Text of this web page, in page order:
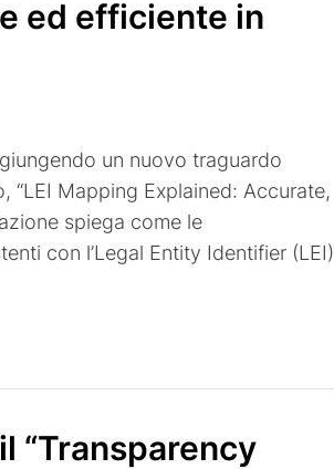
ed efficiente in
un nuovo traguardo
“LEI Mapping Explained: Accurate,
spiega come le
con l’Legal Entity Identifier (LEI)
“Transparency